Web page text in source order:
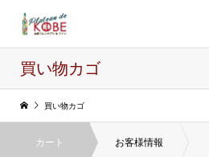
買い物カゴ
買い物カゴ
カート お客様情報